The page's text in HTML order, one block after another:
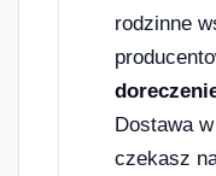
rodzinne
Dostawa
czekasz